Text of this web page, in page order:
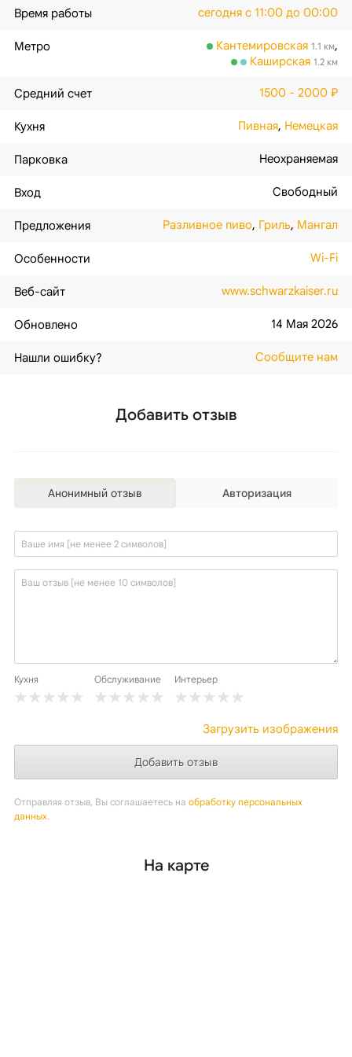
Время работы сегодня с 11:00 до 00:00
Метро Кантемировская 1.1 км,
Каширская 1.2 км
Средний счет 1500 - 2000 ₽
Кухня Пивная, Немецкая
Парковка Неохраняемая
Вход Свободный
Предложения Разливное пиво, Гриль, Мангал
Особенности Wi-Fi
Веб-сайт www.schwarzkaiser.ru
Обновлено 14 Мая 2026
Нашли ошибку? Сообщите нам
Добавить отзыв
Анонимный отзыв Авторизация
Кухня Обслуживание Интерьер
Загрузить изображения
Отправляя отзыв, Вы соглашаетесь на обработку персональных
данных.
На карте